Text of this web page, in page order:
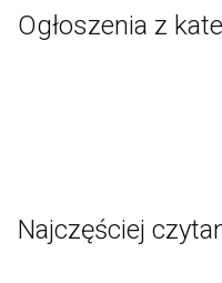
Ogłoszenia z
Najczęściej